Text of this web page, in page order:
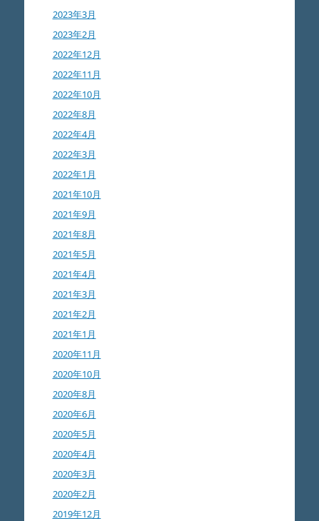
2023年3月
2023年2月
2022年12月
2022年11月
2022年10月
2022年8月
2022年4月
2022年3月
2022年1月
2021年10月
2021年9月
2021年8月
2021年5月
2021年4月
2021年3月
2021年2月
2021年1月
2020年11月
2020年10月
2020年8月
2020年6月
2020年5月
2020年4月
2020年3月
2020年2月
2019年12月